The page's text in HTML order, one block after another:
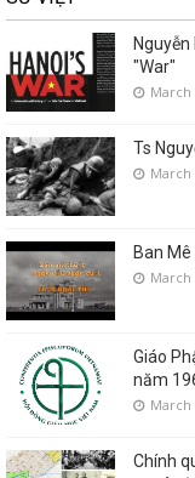
"War"
March
Ts
March
Ban
March
Giáo
năm
March
Chính